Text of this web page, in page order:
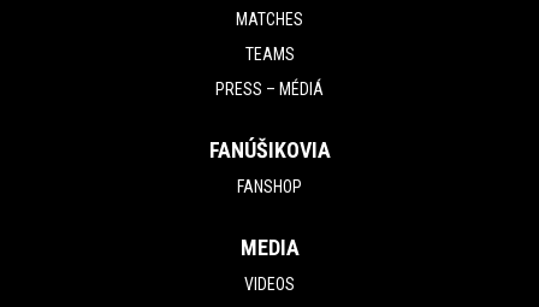
MATCHES
TEAMS
PRESS – MÉDIÁ
FANÚŠIKOVIA
FANSHOP
MEDIA
VIDEOS